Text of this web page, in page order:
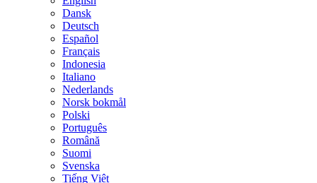
Dansk
Deutsch
Español
Français
Indonesia
Italiano
Nederlands
Norsk bokmål
Polski
Português
Română
Suomi
Svenska
Tiếng Việt